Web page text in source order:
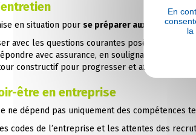
en situation pour se préparer aux entretiens
avec les questions courantes posées par les
avec assurance, en soulignant vos
constructif pour progresser et affiner votre
être en entreprise
ne dépend pas uniquement des compétences
codes de l’entreprise et les attentes des
En
la